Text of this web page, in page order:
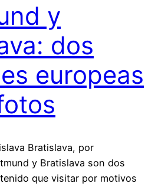
y
dos
europeas
Bratislava, por
y Bratislava son dos
que visitar por motivos